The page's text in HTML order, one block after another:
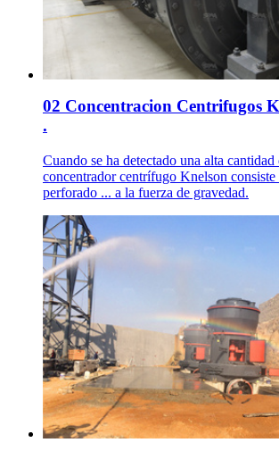
02 Concentracion Centrifugos
.
Cuando se ha detectado una alta
concentrador centrífugo Knelson consiste
perforado ... a la fuerza de gravedad.